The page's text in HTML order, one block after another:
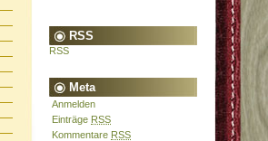
RSS
RSS
Meta
Anmelden
Einträge RSS
Kommentare RSS